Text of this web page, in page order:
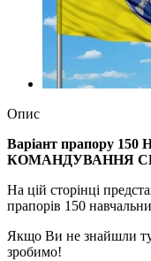
Опис
Варіант прапору
КОМАНДУВАННЯ
На цій сторінці
прапорів 150
Якщо Ви не знайшли
зробимо!